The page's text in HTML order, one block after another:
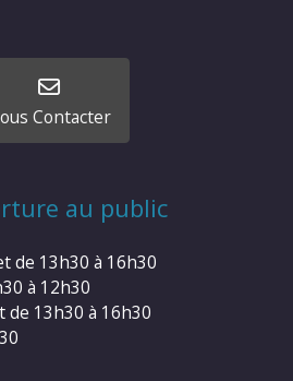
Contacter
au public
de 13h30 à 16h30
à 12h30
de 13h30 à 16h30